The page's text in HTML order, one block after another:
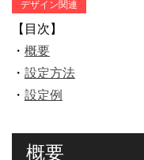
デザイン関連
【目次】
・ 概要
・ 設定方法
・ 設定例
概要